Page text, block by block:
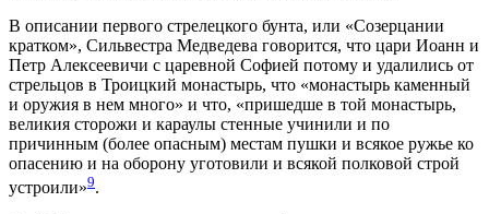
В описании первого стрелецкого бунта, или «Созерцании
кратком», Сильвестра Медведева говорится, что цари Иоанн и
Петр Алексеевичи с царевной Софией потому и удалились от
стрельцов в Троицкий монастырь, что «монастырь каменный
и оружия в нем много» и что, «пришедше в той монастырь,
великия сторожи и караулы стенные учинили и по
причинным (более опасным) местам пушки и всякое ружье ко
опасению и на оборону уготовили и всякой полковой строй
устроили»9.